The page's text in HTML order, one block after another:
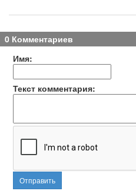
0 Комментариев
Имя:
Текст комментария:
Отправить